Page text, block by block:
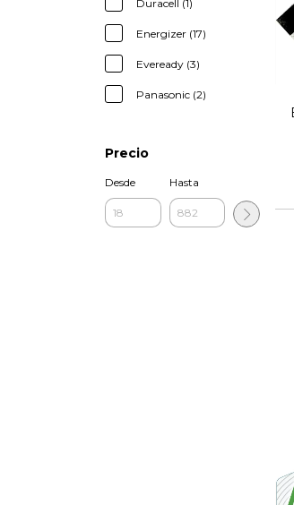
Duracell (1)
Energizer (17)
Eveready (3)
Panasonic (2)
Precio
Desde Hasta